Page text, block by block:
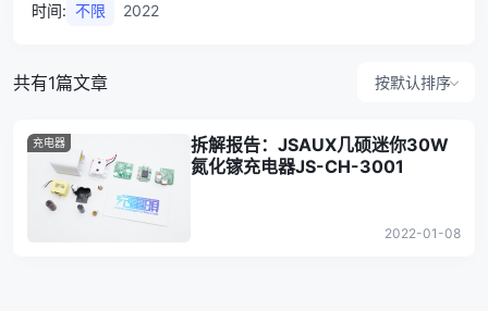
时间: 不限 2022
共有1篇文章 按默认排序
充电器
拆解报告：JSAUX几硕迷你30W
氮化镓充电器JS-CH-3001
2022-01-08